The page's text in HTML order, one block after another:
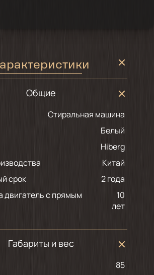
Общие
Стиральная машина
белый
Hiberg
Китай
срок
2 года
двигатель с прямым
10
лет
Габариты и вес
85